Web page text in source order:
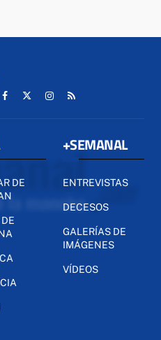
DE
+SEMANAL
ENTREVISTAS
DECESOS
GALERÍAS DE
IMÁGENES
VÍDEOS